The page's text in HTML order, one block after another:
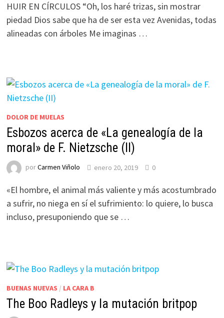
HUIR EN CÍRCULOS “Oh, los haré trizas, sin mostrar
piedad Dios sabe que ha de ser esta vez Avenidas, todas
alineadas con árboles Me imaginas …
DOLOR DE MUELAS
Esbozos acerca de «La genealogía de la
moral» de F. Nietzsche (II)
porCarmen Viñolo enero 20, 2019 0
«El hombre, el animal más valiente y más acostumbrado
a sufrir, no niega en sí el sufrimiento: lo quiere, lo busca
incluso, presuponiendo que se …
BUENAS NUEVAS / LA CARA B
The Boo Radleys y la mutación britpop